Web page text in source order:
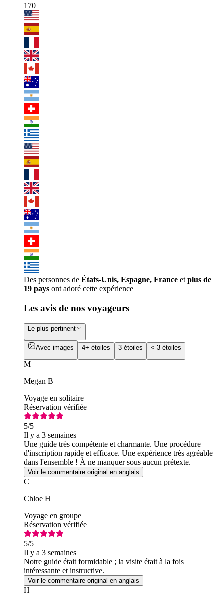
170
Des personnes de États-Unis, Espagne, France et plus de
19 pays ont adoré cette expérience
Les avis de nos voyageurs
Le plus pertinent
Avec images 4+ étoiles 3 étoiles < 3 étoiles
M
Megan B
Voyage en solitaire
Réservation vérifiée
5/5
Il y a 3 semaines
Une guide très compétente et charmante. Une procédure
d'inscription rapide et efficace. Une expérience très agréable
dans l'ensemble ! À ne manquer sous aucun prétexte.
Voir le commentaire original en anglais
C
Chloe H
Voyage en groupe
Réservation vérifiée
5/5
Il y a 3 semaines
Notre guide était formidable ; la visite était à la fois
intéressante et instructive.
Voir le commentaire original en anglais
H